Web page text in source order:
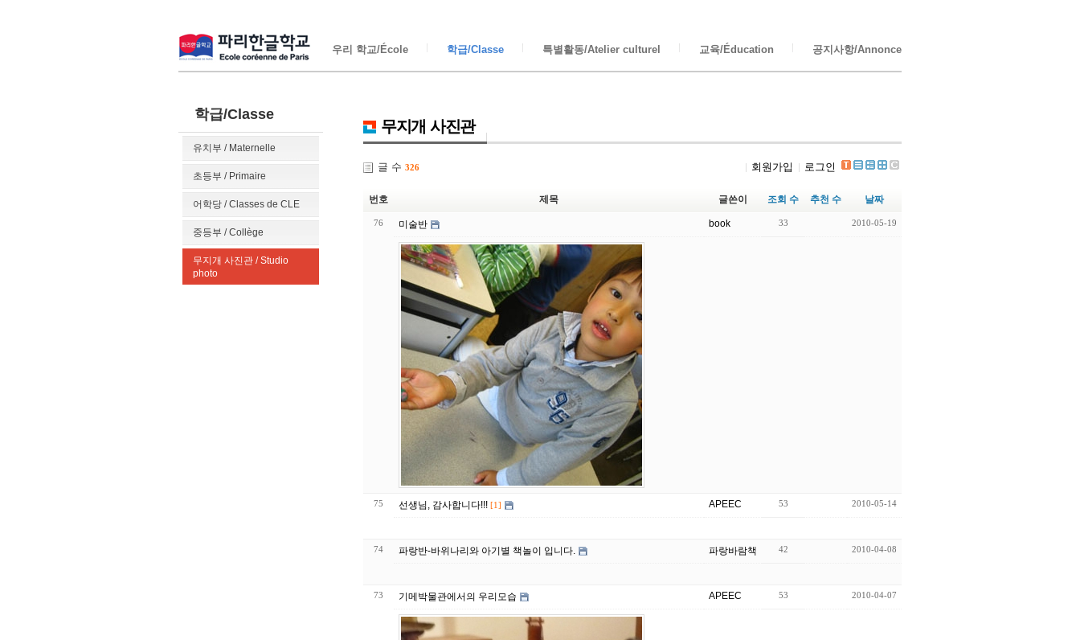
우리 학교/École 학급/Classe 특별활동/Atelier culturel 교육/Éducation 공지사항/Annonce
학급/Classe
유치부 / Maternelle
초등부 / Primaire
어학당 / Classes de CLE
중등부 / Collège
무지개 사진관 / Studio
photo
무지개 사진관
글 수 326 회원가입 로그인
번호 제목 글쓴이 조회 수 추천 수 날짜
76 미술반 book 33 2010-05-19
75 선생님, 감사합니다!!! [1] APEEC 53 2010-05-14
74 파랑반-바위나리와 아기별 책놀이 입니다. 파랑바람책 42 2010-04-08
73 기메박물관에서의 우리모습 APEEC 53 2010-04-07